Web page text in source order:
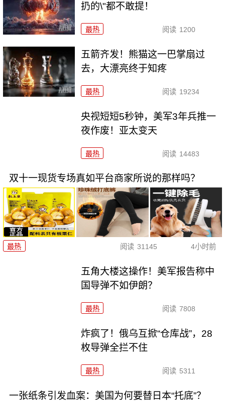
扔的\"都不敢提！
最热 阅读 1200
五箭齐发！熊猫这一巴掌扇过
去，大漂亮终于知疼
最热 阅读 19234
央视短短5秒钟，美军3年兵推一
夜作废！亚太变天
最热 阅读 14483
双十一现货专场真如平台商家所说的那样吗？
最热 阅读 31145 4小时前
五角大楼这操作！美军报告称中
国导弹不如伊朗？
最热 阅读 7808
炸疯了！俄乌互掀“仓库战”，28
枚导弹全拦不住
最热 阅读 5311
一张纸条引发血案：美国为何要替日本“托底”？